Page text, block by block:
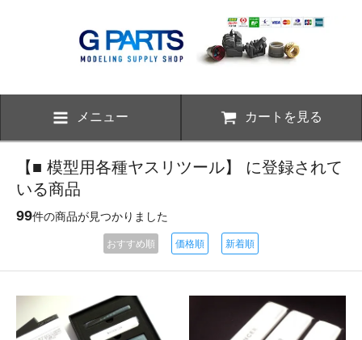
メニュー カートを見る
【■ 模型用各種ヤスリツール】 に登録されて
いる商品
99件の商品が見つかりました
おすすめ順 価格順 新着順